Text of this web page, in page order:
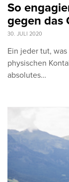
So
gegen das
30. JULI 2020
Ein jeder tut,
physischen
absolutes…